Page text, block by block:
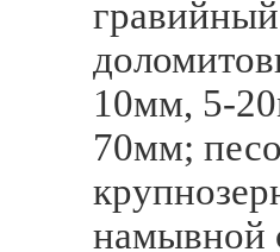
10мм, 5-
70мм;
намывной